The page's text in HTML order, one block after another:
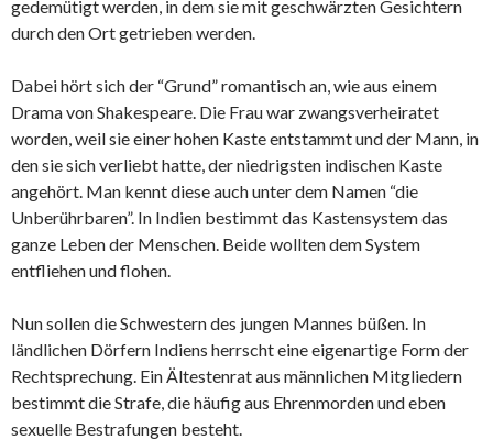
gedemütigt werden, in dem sie mit geschwärzten Gesichtern
durch den Ort getrieben werden.
Dabei hört sich der “Grund” romantisch an, wie aus einem
Drama von Shakespeare. Die Frau war zwangsverheiratet
worden, weil sie einer hohen Kaste entstammt und der Mann, in
den sie sich verliebt hatte, der niedrigsten indischen Kaste
angehört. Man kennt diese auch unter dem Namen “die
Unberührbaren”. In Indien bestimmt das Kastensystem das
ganze Leben der Menschen. Beide wollten dem System
entfliehen und flohen.
Nun sollen die Schwestern des jungen Mannes büßen. In
ländlichen Dörfern Indiens herrscht eine eigenartige Form der
Rechtsprechung. Ein Ältestenrat aus männlichen Mitgliedern
bestimmt die Strafe, die häufig aus Ehrenmorden und eben
sexuelle Bestrafungen besteht.